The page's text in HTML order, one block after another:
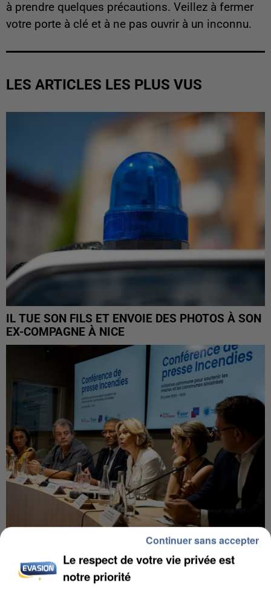
à prendre quelques précautions. Veillez à fermer
votre porte à clé et à ne pas ouvrir à un inconnu.
LES ARTICLES LES PLUS VUS
IL TUE SON FILS ET ENVOIE DES PHOTOS À SON
EX-COMPAGNE À NICE
DE SOLIDARITÉ AVEC LES...
Le respect de votre vie privée est
notre priorité
Continuer sans accepter